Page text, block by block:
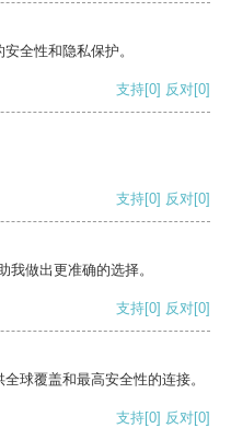
全性和隐私保护。
支持[0] 反对[0]
支持[0] 反对[0]
我做出更准确的选择。
支持[0] 反对[0]
球覆盖和最高安全性的连接。
支持[0] 反对[0]